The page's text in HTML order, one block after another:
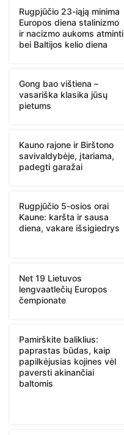
Rugpjūčio 23-iąją minima
Europos diena stalinizmo
ir nacizmo aukoms atminti
bei Baltijos kelio diena
Gong bao vištiena –
vasariška klasika jūsų
pietums
Kauno rajone ir Birštono
savivaldybėje, įtariama,
padegti garažai
Rugpjūčio 5-osios orai
Kaune: karšta ir sausa
diena, vakare išsigiedrys
Net 19 Lietuvos
lengvaatlečių Europos
čempionate
Pamirškite baliklius:
paprastas būdas, kaip
papilkėjusias kojines vėl
paversti akinančiai
baltomis